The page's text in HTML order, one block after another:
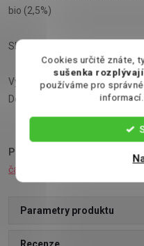
Cookies určitě znáte,
sušenka
používáme pro
bio (2,5%)
Skladujte v suchu a chladu
Výrobce: English Tea Shop
Devonshire Street, London
Podívejte se také na:
čaj
Parametry produktu